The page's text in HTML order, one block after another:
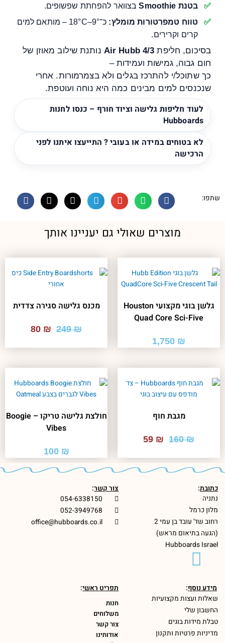
בטנת Smoothie
בצוואר להפחתת שפשופים.
טווח טמפרטורות מומלץ:
כ־9°–18°C – מותאם למים
קרים וקרירים.
בסיכום, חליפת Air Hubb 4/3 נותנת שילוב מאוזן של
חום גבוה, גמישות ועמידות –
כך שתוכל/י להתרכז בגלים ולא בצמרמורות. אחרי
שנכנסים למים מבינים כמה היא נוחה ועוטפת.
לעוד חליפות גלישה וציוד חורף – כנסו לחנות
Hubboards
לא בטוחים במידה או בעובי ? התייעצו איתנו לפני
הרכישה
שתפו:
מוצרים שאולי גם יעניינו אותך
גלשן בוגי מקצועי Houston
Quad Core Sci-Five
₪
מכנס גלישה סגירה צדדית
₪
249
המחיר
₪ 249.
₪
המחיר
₪ 80.
מגבת חוף
₪
160
המחיר
₪
₪ 59.
חולצת גלישה טריקו – Boogie
Vibes
₪
100
כתובת:
נתניה
מלון כרמל
רחוב שד' עובד בן עמי 2
(הגעה בתיאום מראש)
Hubboards Israel
צור קשר:
054-6338150
052-3949768
office@hubboards.co.il
מידע נוסף:
שאלות ועצות מקצועיות
החשבון שלי
טבלת מידות בוגים
מדיניות פרטיות ותקנון
תפריט ראשי:
חנות
משלוחים
צור קשר
אודותינו